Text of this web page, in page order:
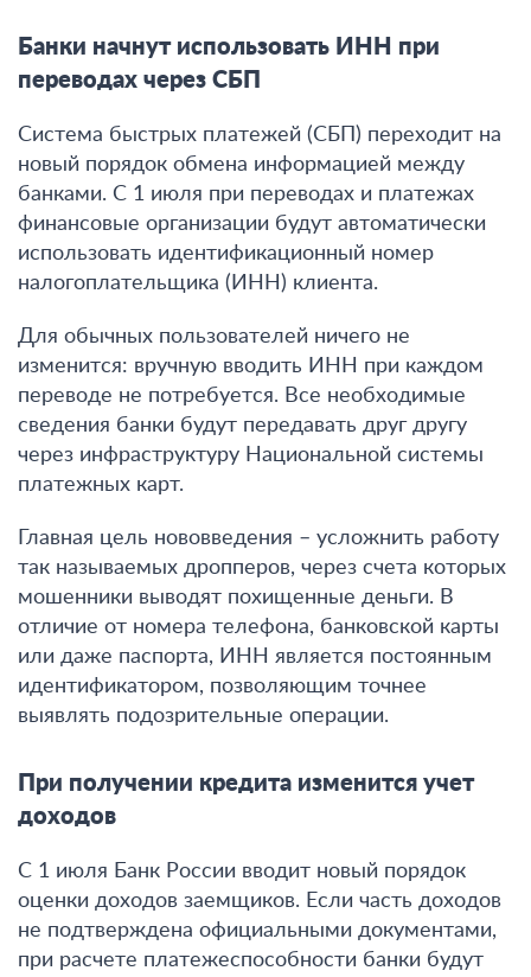
Банки начнут использовать ИНН при
переводах через СБП
Система быстрых платежей (СБП) переходит на
новый порядок обмена информацией между
банками. С 1 июля при переводах и платежах
финансовые организации будут автоматически
использовать идентификационный номер
налогоплательщика (ИНН) клиента.
Для обычных пользователей ничего не
изменится: вручную вводить ИНН при каждом
переводе не потребуется. Все необходимые
сведения банки будут передавать друг другу
через инфраструктуру Национальной системы
платежных карт.
Главная цель нововведения – усложнить работу
так называемых дропперов, через счета которых
мошенники выводят похищенные деньги. В
отличие от номера телефона, банковской карты
или даже паспорта, ИНН является постоянным
идентификатором, позволяющим точнее
выявлять подозрительные операции.
При получении кредита изменится учет
доходов
С 1 июля Банк России вводит новый порядок
оценки доходов заемщиков. Если часть доходов
не подтверждена официальными документами,
при расчете платежеспособности банки будут